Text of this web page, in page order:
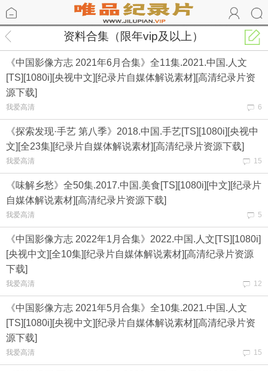
资料合集（限年vip及以上）
6
《中国影像方志 2021年6月合集》全11集.2021.中国.人文
[TS][1080i][央视中文][纪录片自媒体解说素材][高清纪录片资
源下载]
我爱高清
15
《探索发现·手艺 第八季》2018.中国.手艺[TS][1080i][央视中
文][全23集][纪录片自媒体解说素材][高清纪录片资源下载]
我爱高清
5
《味解乡愁》全50集.2017.中国.美食[TS][1080i][中文][纪录片
自媒体解说素材][高清纪录片资源下载]
我爱高清
12
《中国影像方志 2022年1月合集》2022.中国.人文[TS][1080i]
[央视中文][全10集][纪录片自媒体解说素材][高清纪录片资源
下载]
我爱高清
15
《中国影像方志 2021年5月合集》全10集.2021.中国.人文
[TS][1080i][央视中文][纪录片自媒体解说素材][高清纪录片资
源下载]
我爱高清